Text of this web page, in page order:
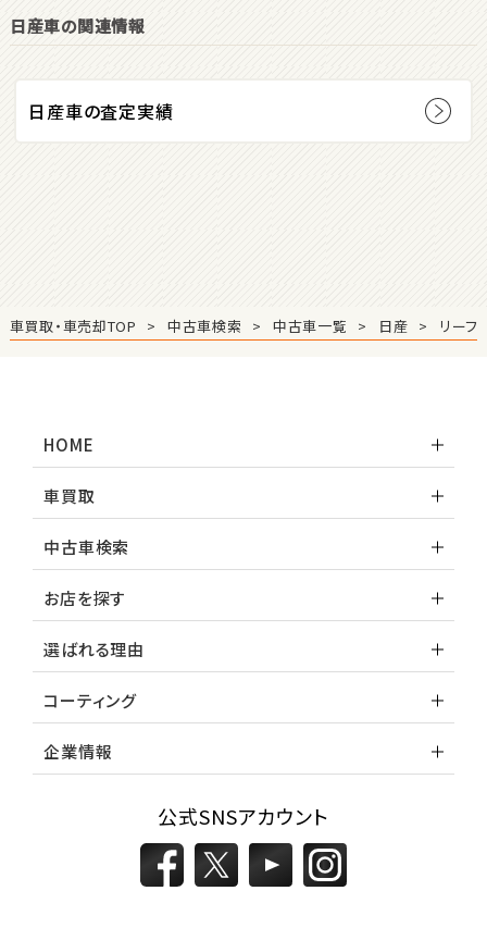
ダイハツ
位
ステーションワゴン
レヴォーグ
レガシィツーリングワゴン
3位
トヨタ
カローラフィールダー
日産車の関連情報
日産車の査定実績
車買取・車売却TOP 中古車検索 中古車一覧 日産 リー
HOME
車買取
中古車検索
お店を探す
選ばれる理由
コーティング
企業情報
公式SNSアカウント